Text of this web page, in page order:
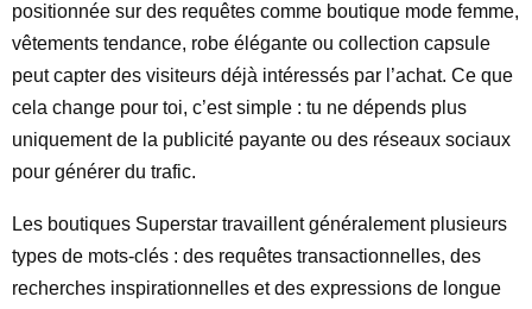
positionnée sur des requêtes comme boutique mode femme,
vêtements tendance, robe élégante ou collection capsule
peut capter des visiteurs déjà intéressés par l’achat. Ce que
cela change pour toi, c’est simple : tu ne dépends plus
uniquement de la publicité payante ou des réseaux sociaux
pour générer du trafic.
Les boutiques Superstar travaillent généralement plusieurs
types de mots-clés : des requêtes transactionnelles, des
recherches inspirationnelles et des expressions de longue